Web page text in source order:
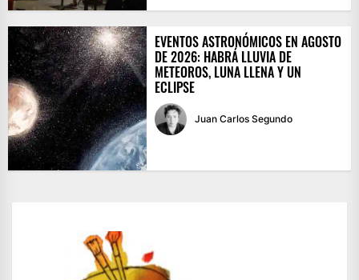
EVENTOS ASTRONÓMICOS EN AGOSTO
DE 2026: HABRÁ LLUVIA DE
METEOROS, LUNA LLENA Y UN
ECLIPSE
Juan Carlos Segundo